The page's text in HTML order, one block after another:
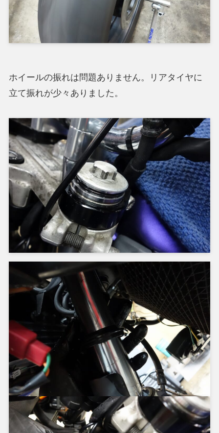
ホイールの振れは問題ありません。リアタイヤに
立て振れが少々ありました。